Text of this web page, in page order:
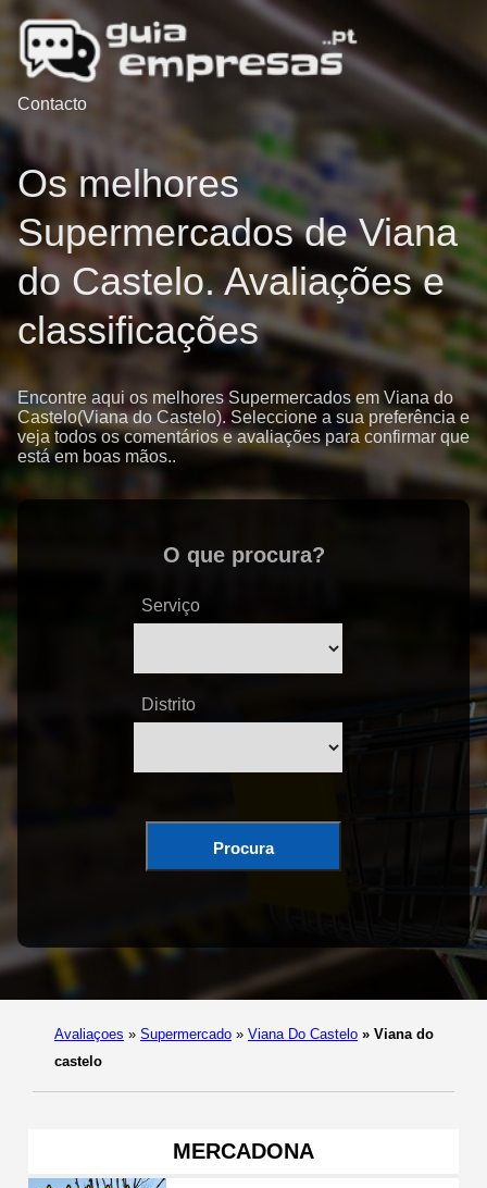
Contacto
Os melhores
Supermercados de Viana
do Castelo. Avaliações e
classificações
Encontre aqui os melhores Supermercados em Viana do
Castelo(Viana do Castelo). Seleccione a sua preferência e
veja todos os comentários e avaliações para confirmar que
está em boas mãos..
O que procura?
Serviço
Distrito
Procura
Avaliaçoes » Supermercado » Viana Do Castelo » Viana do
castelo
MERCADONA